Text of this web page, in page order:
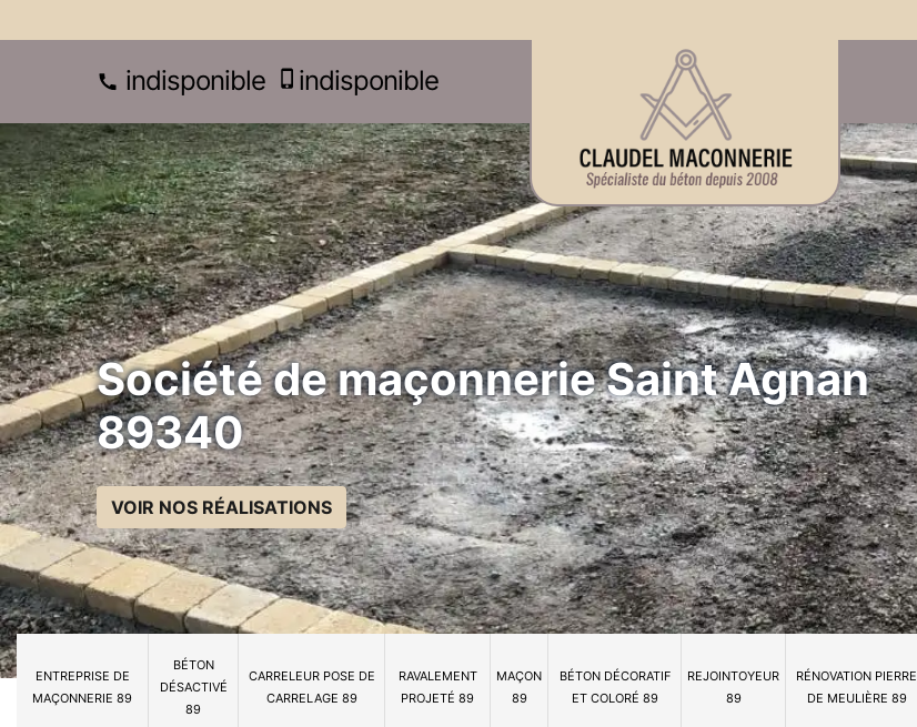
indisponible indisponible
Société de maçonnerie Saint Agnan
89340
VOIR NOS RÉALISATIONS
ENTREPRISE DE
MAÇONNERIE 89
BÉTON
DÉSACTIVÉ
89
CARRELEUR POSE DE
CARRELAGE 89
RAVALEMENT
PROJETÉ 89
MAÇON
89
BÉTON DÉCORATIF
ET COLORÉ 89
REJOINTOYEUR
89
RÉNOVATION PIERRE
DE MEULIÈRE 89